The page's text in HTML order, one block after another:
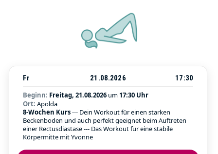
Fr 21.08.2026
17:30
Beginn: Freitag, 21.08.2026 um 17:30 Uhr
Ort: Apolda
8-Wochen Kurs--- Dein Workout für einen starken
Beckenboden und auch perfekt geeignet beim Auftreten
einer Rectusdiastase --- Das Workout für eine stabile
Körpermitte mit Yvonne